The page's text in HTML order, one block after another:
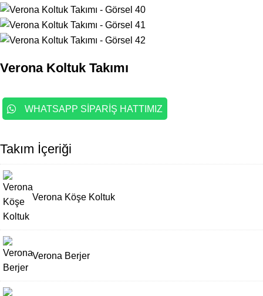
Verona Koltuk Takımı
WHATSAPP SİPARİŞ HATTIMIZ
Takım İçeriği
Verona Köşe Koltuk
Verona Berjer